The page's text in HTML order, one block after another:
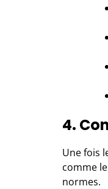
4.
Une fois
comme
normes.